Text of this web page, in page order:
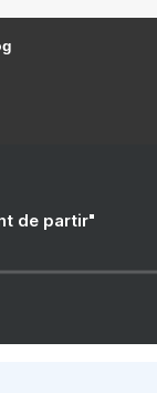
de partir"